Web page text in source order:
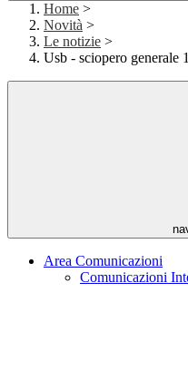
Home >
Novità >
Le notizie >
Usb - sciopero generale
Area Comunicazioni
Comunicazioni